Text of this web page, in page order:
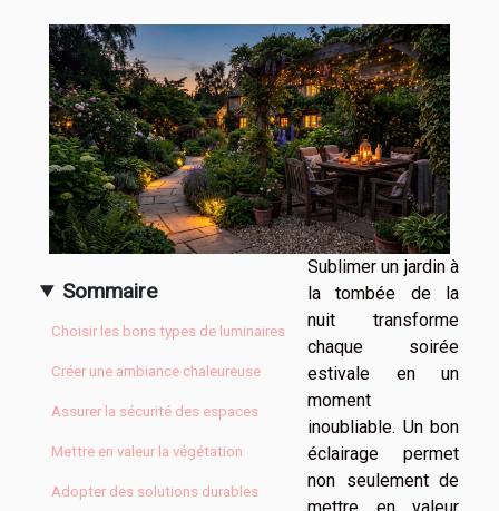
Sommaire
Choisir les bons types de luminaires
Créer une ambiance chaleureuse
Assurer la sécurité des espaces
Mettre en valeur la végétation
Adopter des solutions durables
Sublimer un jardin à
la tombée de la
nuit transforme
chaque soirée
estivale en un
moment
inoubliable. Un bon
éclairage permet
non seulement de